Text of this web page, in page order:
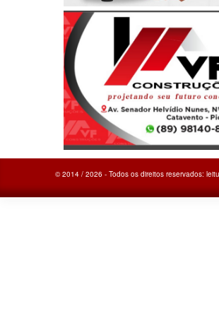
© 2014 / 2026 - Todos os direitos reservados: